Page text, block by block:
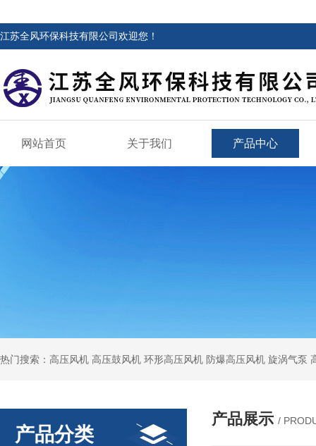
江苏全风环保科技有限公司欢迎您！
网站首页 关于我们 产品中心
热门搜索：高压风机 高压鼓风机 环形高压风机 防爆高压风机 旋涡气泵
产品分类
产品展示 /